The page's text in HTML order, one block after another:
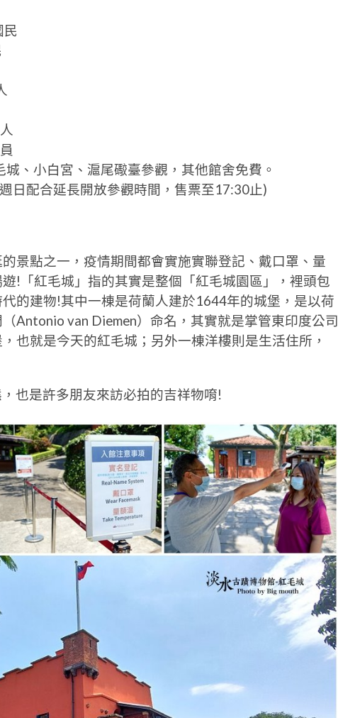
民
、小白宮、滬尾礮臺參觀，其他館舍免費。
日配合延長開放參觀時間，售票至17:30止)
景點之一，疫情期間都會實施實聯登記、戴口罩、量
!「紅毛城」指的其實是整個「紅毛城園區」，裡頭包
的建物!其中一棟是荷蘭人建於1644年的城堡，是以荷
Antonio van Diemen）命名，其實就是掌管東印度公司
也就是今天的紅毛城；另外一棟洋樓則是生活住所，
也是許多朋友來訪必拍的吉祥物唷!